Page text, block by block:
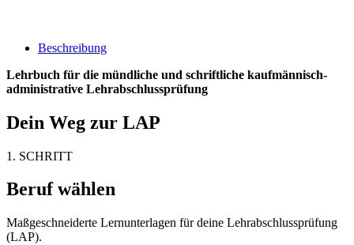
Beschreibung
Lehrbuch für die mündliche und schriftliche kaufmännisch-
administrative Lehrabschlussprüfung
Dein Weg zur LAP
1. SCHRITT
Beruf wählen
Maßgeschneiderte Lernunterlagen für deine Lehrabschlussprüfung
(LAP).